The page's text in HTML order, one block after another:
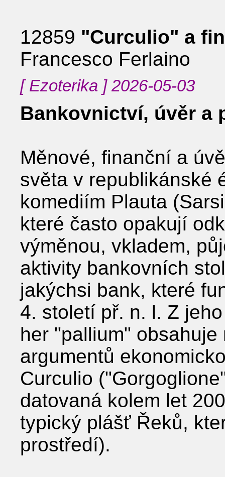
12859 "Curculio" a
Francesco Ferlaino
[ Ezoterika ] 2026-05-03
Bankovnictví, úvěr a
Měnové, finanční a
světa v republikánské
komediím Plauta
které často opakují
výměnou, vkladem,
aktivity bankovních
jakýchsi bank, které
4. století př. n. l. Z
her "pallium"
argumentů
Curculio
datovaná kolem let
typický plášť Řeků,
prostředí).